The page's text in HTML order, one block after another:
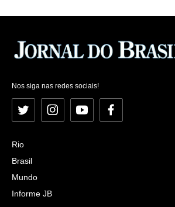
Nos siga nas redes sociais!
Twitter InstagramYouTubeFacebook
Rio
Brasil
Mundo
Informe JB